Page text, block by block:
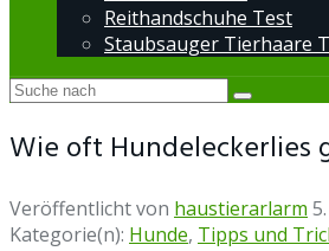
Reithandschuhe Test
Staubsauger Tierhaare
Wie oft Hundeleckerlies
Veröffentlicht von haustierarlarm
Kategorie(n): Hunde, Tipps und